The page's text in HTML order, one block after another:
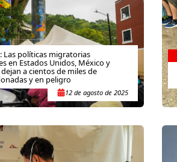
Las políticas migratorias
en Estados Unidos, México y
a cientos de miles de
y en peligro
12 de agosto de 2025